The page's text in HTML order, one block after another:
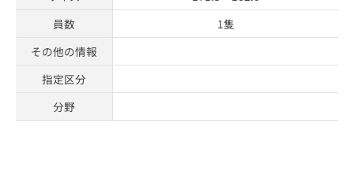
員数
1隻
その他の情報
指定区分
分野